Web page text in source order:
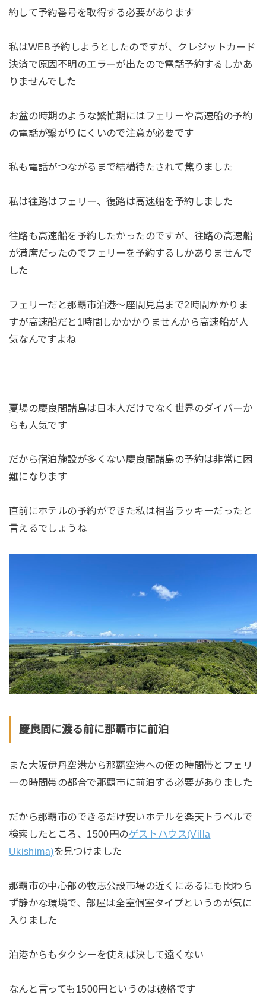
約して予約番号を取得する必要があります
私はWEB予約しようとしたのですが、クレジットカード
決済で原因不明のエラーが出たので電話予約するしかあ
りませんでした
お盆の時期のような繁忙期にはフェリーや高速船の予約
の電話が繋がりにくいので注意が必要です
私も電話がつながるまで結構待たされて焦りました
私は往路はフェリー、復路は高速船を予約しました
往路も高速船を予約したかったのですが、往路の高速船
が満席だったのでフェリーを予約するしかありませんで
した
フェリーだと那覇市泊港〜座間見島まで2時間かかりま
すが高速船だと1時間しかかかりませんから高速船が人
気なんですよね
夏場の慶良間諸島は日本人だけでなく世界のダイバーか
らも人気です
だから宿泊施設が多くない慶良間諸島の予約は非常に困
難になります
直前にホテルの予約ができた私は相当ラッキーだったと
言えるでしょうね
慶良間に渡る前に那覇市に前泊
また大阪伊丹空港から那覇空港への便の時間帯とフェリ
ーの時間帯の都合で那覇市に前泊する必要がありました
だから那覇市のできるだけ安いホテルを楽天トラベルで
検索したところ、1500円のゲストハウス(Villa
Ukishima)を見つけました
那覇市の中心部の牧志公設市場の近くにあるにも関わら
ず静かな環境で、部屋は全室個室タイプというのが気に
入りました
泊港からもタクシーを使えば決して遠くない
なんと言っても1500円というのは破格です